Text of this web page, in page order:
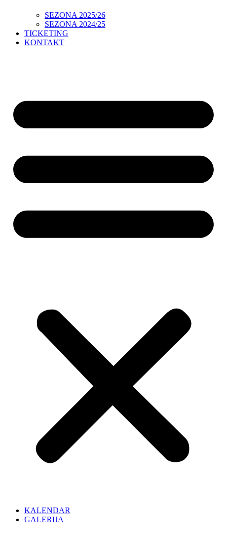
SEZONA 2025/26
SEZONA 2024/25
TICKETING
KONTAKT
KALENDAR
GALERIJA